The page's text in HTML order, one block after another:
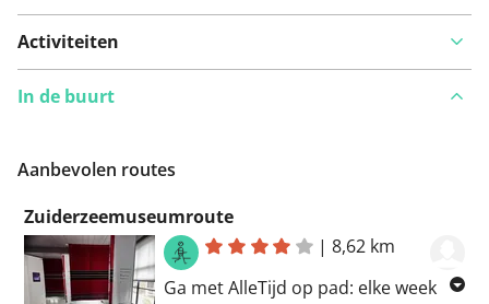
Activiteiten
In de buurt
Aanbevolen routes
Zuiderzeemuseumroute
|8,62 km
Ga met AlleTijd op pad: elke week